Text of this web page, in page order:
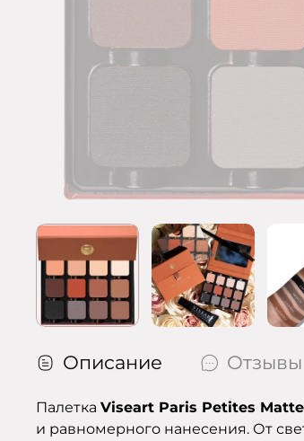
Описание Отзывы
Палетка Viseart Paris Petites
и равномерного нанесения. От